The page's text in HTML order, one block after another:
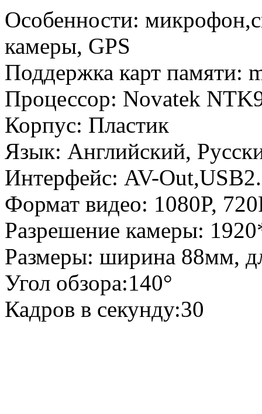
Особенности:
камеры, GPS
Поддержка карт памяти:
Процессор: Novatek
Корпус: Пластик
Язык: Английский,
Интерфейс: AV-
Формат видео: 1080P,
Разрешение камеры:
Размеры: ширина 88мм,
Угол обзора:140°
Кадров в секунду:30